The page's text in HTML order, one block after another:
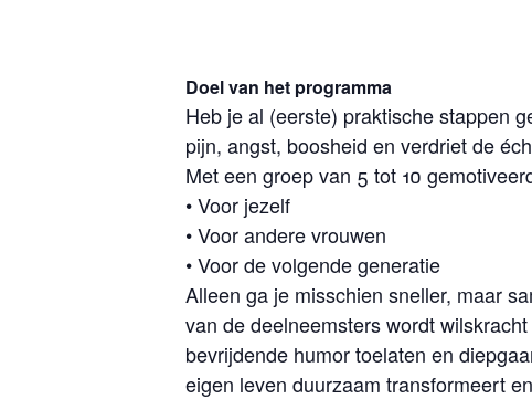
Doel van het programma
Heb je al (eerste) praktische stappen
pijn, angst, boosheid en verdriet de
Met een groep van 5 tot 10
• Voor jezelf
• Voor andere vrouwen
• Voor de volgende generatie
Alleen ga je misschien sneller, maar
van de deelneemsters wordt
bevrijdende humor toelaten en
eigen leven duurzaam transformeert